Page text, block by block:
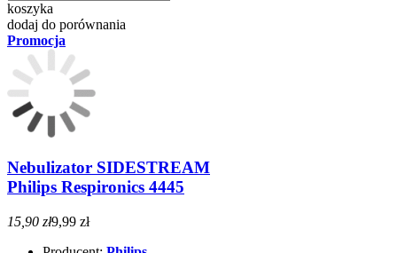
koszyka
dodaj do porównania
Promocja
Nebulizator SIDESTREAM
Philips Respironics 4445
15,90 zł9,99 zł